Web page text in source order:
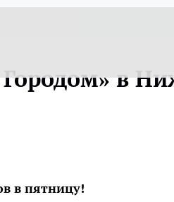
Городом» в
в пятницу!